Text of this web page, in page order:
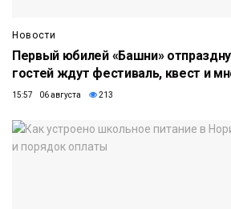
Новости
Первый юбилей «Башни»
гостей ждут фестиваль, квест и
15:57 06 августа 213